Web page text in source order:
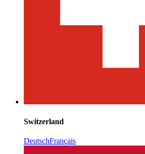
Switzerland
DeutschFrançais